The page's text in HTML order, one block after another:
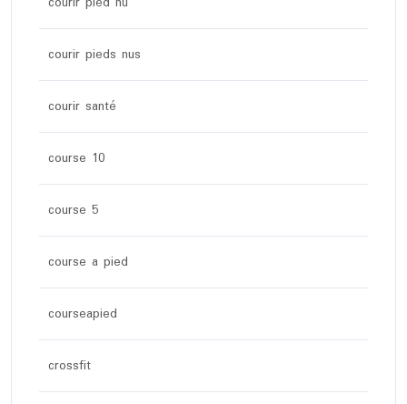
courir pieds nus
courir santé
course 10
course 5
course a pied
courseapied
crossfit